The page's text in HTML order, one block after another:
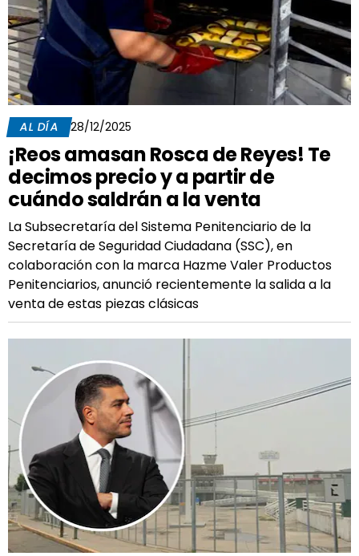
AL DÍA 28/12/2025
¡Reos amasan Rosca de Reyes! Te
decimos precio y a partir de
cuándo saldrán a la venta
La Subsecretaría del Sistema Penitenciario de la
Secretaría de Seguridad Ciudadana (SSC), en
colaboración con la marca Hazme Valer Productos
Penitenciarios, anunció recientemente la salida a la
venta de estas piezas clásicas